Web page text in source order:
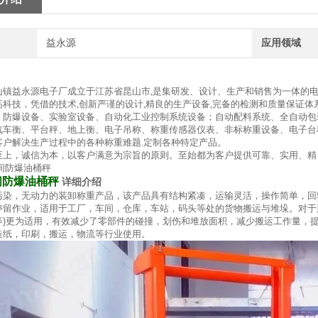
益永源 应用领域
镇益永源电子厂成立于江苏省昆山市,是集研发、设计、生产和销售为一体的
科技，凭借的技术,创新严谨的设计,精良的生产设备,完备的检测和质量保证
防爆设备、实验室设备、自动化工业控制系统设备；自动配料系统、全自动
车衡、平台秤、地上衡、电子吊称、称重传感器仪表、非标称重设备、电子
解决生产过程中的各种称重难题.定制各种特定产品。
上，诚信为本，以客户满意为宗旨的原则。至始都为客户提供可靠、实用、
爆油桶秤 详细介绍
染，无动力的装卸称重产品，该产品具有结构紧凑，运输灵活，操作简单，
留作业，适用于工厂，车间，仓库，车站，码头等处的货物搬运与堆垛。对
)更为适用，有效减少了零部件的碰撞，划伤和堆放面积，减少搬运工作量，
，印刷，搬运，物流等行业使用。